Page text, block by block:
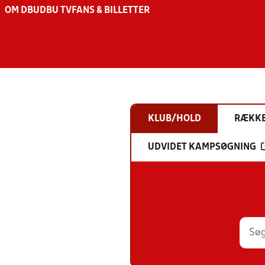
OM DBU DBU TV FANS & BILLETTER
KLUB/HOLD
UDVIDET KAMPSØGNING